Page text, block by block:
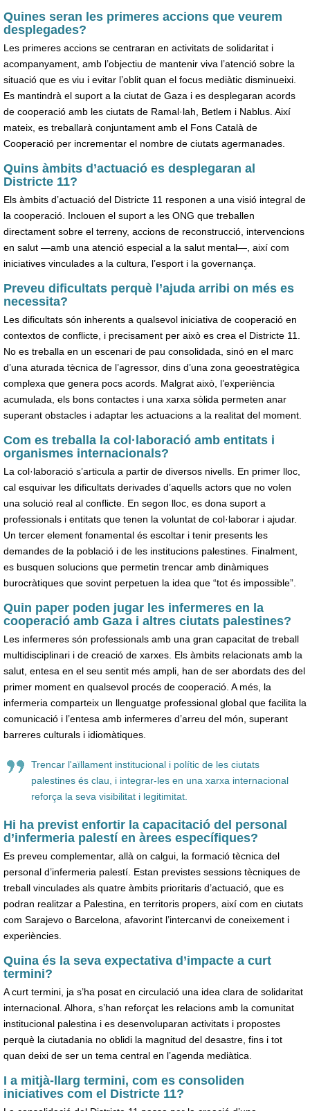
Quines seran les primeres accions que veurem
desplegades?
Les primeres accions se centraran en activitats de solidaritat i
acompanyament, amb l’objectiu de mantenir viva l’atenció sobre la
situació que es viu i evitar l’oblit quan el focus mediàtic disminueixi.
Es mantindrà el suport a la ciutat de Gaza i es desplegaran acords
de cooperació amb les ciutats de Ramal·lah, Betlem i Nablus. Així
mateix, es treballarà conjuntament amb el Fons Català de
Cooperació per incrementar el nombre de ciutats agermanades.
Quins àmbits d’actuació es desplegaran al
Districte 11?
Els àmbits d’actuació del Districte 11 responen a una visió integral de
la cooperació. Inclouen el suport a les ONG que treballen
directament sobre el terreny, accions de reconstrucció, intervencions
en salut —amb una atenció especial a la salut mental—, així com
iniciatives vinculades a la cultura, l’esport i la governança.
Preveu dificultats perquè l’ajuda arribi on més es
necessita?
Les dificultats són inherents a qualsevol iniciativa de cooperació en
contextos de conflicte, i precisament per això es crea el Districte 11.
No es treballa en un escenari de pau consolidada, sinó en el marc
d’una aturada tècnica de l’agressor, dins d’una zona geoestratègica
complexa que genera pocs acords. Malgrat això, l’experiència
acumulada, els bons contactes i una xarxa sòlida permeten anar
superant obstacles i adaptar les actuacions a la realitat del moment.
Com es treballa la col·laboració amb entitats i
organismes internacionals?
La col·laboració s’articula a partir de diversos nivells. En primer lloc,
cal esquivar les dificultats derivades d’aquells actors que no volen
una solució real al conflicte. En segon lloc, es dona suport a
professionals i entitats que tenen la voluntat de col·laborar i ajudar.
Un tercer element fonamental és escoltar i tenir presents les
demandes de la població i de les institucions palestines. Finalment,
es busquen solucions que permetin trencar amb dinàmiques
burocràtiques que sovint perpetuen la idea que “tot és impossible”.
Quin paper poden jugar les infermeres en la
cooperació amb Gaza i altres ciutats palestines?
Les infermeres són professionals amb una gran capacitat de treball
multidisciplinari i de creació de xarxes. Els àmbits relacionats amb la
salut, entesa en el seu sentit més ampli, han de ser abordats des del
primer moment en qualsevol procés de cooperació. A més, la
infermeria comparteix un llenguatge professional global que facilita la
comunicació i l’entesa amb infermeres d’arreu del món, superant
barreres culturals i idiomàtiques.
Trencar l'aïllament institucional i polític de les ciutats
palestines és clau, i integrar-les en una xarxa internacional
reforça la seva visibilitat i legitimitat.
Hi ha previst enfortir la capacitació del personal
d’infermeria palestí en àrees específiques?
Es preveu complementar, allà on calgui, la formació tècnica del
personal d’infermeria palestí. Estan previstes sessions tècniques de
treball vinculades als quatre àmbits prioritaris d’actuació, que es
podran realitzar a Palestina, en territoris propers, així com en ciutats
com Sarajevo o Barcelona, afavorint l’intercanvi de coneixement i
experiències.
Quina és la seva expectativa d’impacte a curt
termini?
A curt termini, ja s’ha posat en circulació una idea clara de solidaritat
internacional. Alhora, s’han reforçat les relacions amb la comunitat
institucional palestina i es desenvoluparan activitats i propostes
perquè la ciutadania no oblidi la magnitud del desastre, fins i tot
quan deixi de ser un tema central en l’agenda mediàtica.
I a mitjà-llarg termini, com es consoliden
iniciatives com el Districte 11?